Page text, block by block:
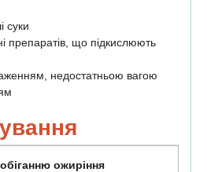
суки
препаратів, що підкислюють
недостатньою вагою
ожиріння